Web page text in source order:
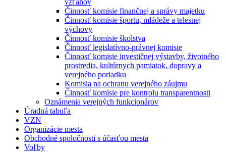
vzťahov
Činnosť komisie finančnej a správy majetku
Činnosť komisie športu, mládeže a telesnej
výchovy
Činnosť komisie školstva
Činnosť legislatívno-právnej komisie
Činnosť komisie investičnej výstavby, životného
prostredia, kultúrnych pamiatok, dopravy a
verejného poriadku
Komisia na ochranu verejného záujmu
Činnosť komisie pre kontrolu transparentnosti
Oznámenia verejných funkcionárov
Úradná tabuľa
VZN
Organizácie mesta
Obchodné spoločnosti s účasťou mesta
Voľby